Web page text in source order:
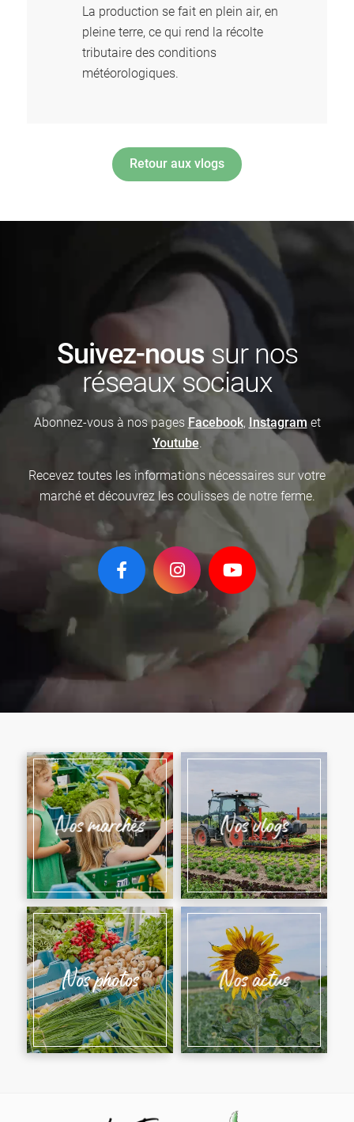
La production se fait en plein air, en
pleine terre, ce qui rend la récolte
tributaire des conditions
météorologiques.
Retour aux vlogs
Suivez-nous sur nos
réseaux sociaux
Abonnez-vous à nos pages Facebook, Instagram et
Youtube.
Recevez toutes les informations nécessaires sur votre
marchéet découvrez les coulisses de notre ferme.
Nos marchés Nos vlogs
Nos photos Nos actus